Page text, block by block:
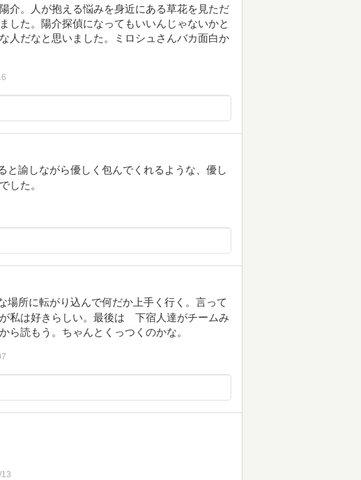
介。人が抱える悩みを身近にある草花を見ただ
した。陽介探偵になってもいいんじゃないかと
人だなと思いました。ミロシュさんバカ面白か
と諭しながら優しく包んでくれるような、優し
した。
場所に転がり込んで何だか上手く行く。言って
私は好きらしい。最後は 下宿人達がチームみ
ら読もう。ちゃんとくっつくのかな。